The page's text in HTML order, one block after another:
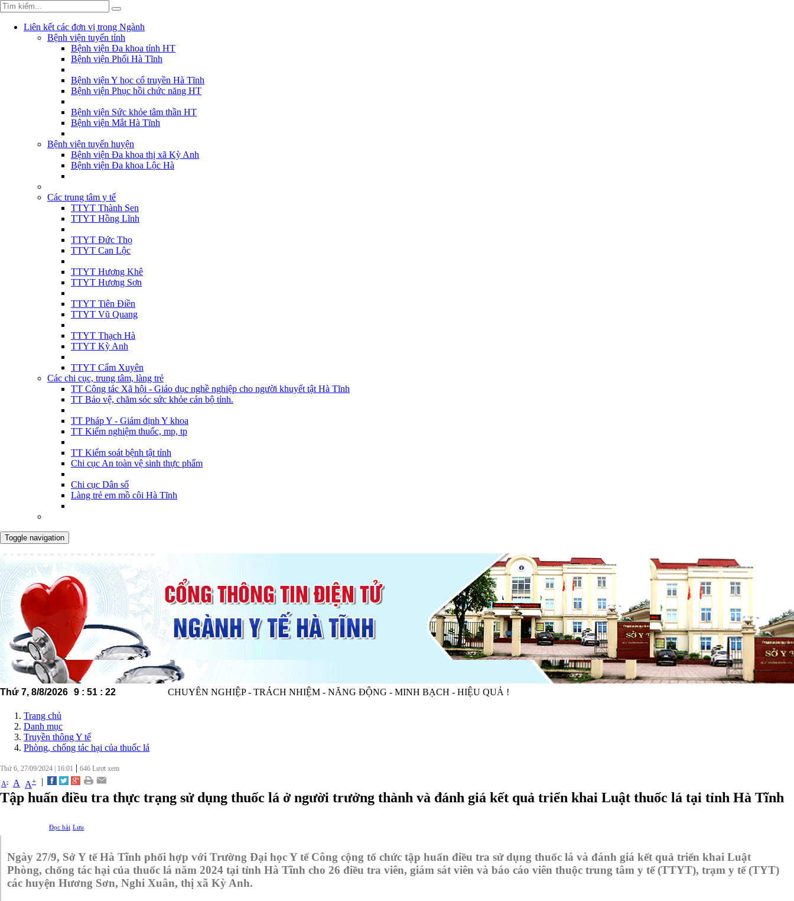
Liên kết các đơn vị trong Ngành
Bệnh viện tuyến tỉnh
Bệnh viện Đa khoa tỉnh HT
Bệnh viện Phổi Hà Tĩnh
Bệnh viện Y học cổ truyền Hà Tĩnh
Bệnh viện Phục hồi chức năng HT
Bệnh viện Sức khỏe tâm thần HT
Bệnh viện Mắt Hà Tĩnh
Bệnh viện tuyến huyện
Bệnh viện Đa khoa thị xã Kỳ Anh
Bệnh viện Đa khoa Lộc Hà
Các trung tâm y tế
TTYT Thành Sen
TTYT Hồng Lĩnh
TTYT Đức Thọ
TTYT Can Lộc
TTYT Hương Khê
TTYT Hương Sơn
TTYT Tiên Điền
TTYT Vũ Quang
TTYT Thạch Hà
TTYT Kỳ Anh
TTYT Cẩm Xuyên
Các chi cục, trung tâm, làng trẻ
TT Công tác Xã hội - Giáo dục nghề nghiệp cho người khuyết tật Hà Tĩnh
TT Bảo vệ, chăm sóc sức khỏe cán bộ tỉnh.
TT Pháp Y - Giám định Y khoa
TT Kiểm nghiệm thuốc, mp, tp
TT Kiểm soát bệnh tật tỉnh
Chi cục An toàn vệ sinh thực phẩm
Chi cục Dân số
Làng trẻ em mồ côi Hà Tĩnh
Toggle navigation
Thứ 7, 8/8/2026 9 : 51 : 23 CHUYÊN NGHIỆP - TRÁCH NHIỆM - NĂNG ĐỘNG - MINH BẠCH - HIỆU QUẢ !
Trang chủ
Danh mục
Truyền thông Y tế
Phòng, chống tác hại của thuốc lá
Thứ 6, 27/09/2024 16:01 | 646 Lượt xem
A- A A+ |
Tập huấn điều tra thực trạng sử dụng thuốc lá ở người trưởng thành và đánh giá kết quả triển khai Luật thuốc lá tại tỉnh Hà Tĩnh
Đọc bài Lưu
Ngày 27/9, Sở Y tế Hà Tĩnh phối hợp với Trường Đại học Y tế Công cộng tổ chức tập huấn điều tra sử dụng thuốc lá và đánh giá kết quả triển khai Luật
Phòng, chống tác hại của thuốc lá năm 2024 tại tỉnh Hà Tĩnh cho 26 điều tra viên, giám sát viên và báo cáo viên thuộc trung tâm y tế (TTYT), trạm y tế (TYT)
các huyện Hương Sơn, Nghi Xuân, thị xã Kỳ Anh.